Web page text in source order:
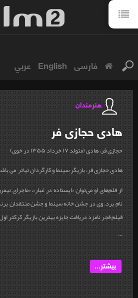
فارسی English عربي
هنرمندان
هادیحجازی فر
حجازی فر، هادی (متولد ۱۷ خرداد ۱۳۵۵ در خوی)
هادی حجازی فر، بازیگر سینما و کارگردان تیاتر می
از فلم‌های او می‌توان «ایستاده در غبار»، «ماجرای
نام برد. وی در جشن خانه سینما و جشن منتقدان
فیلم فجرنامزد دریافت جایزه بهترین بازیگر کرکتر
...
بیشتر...